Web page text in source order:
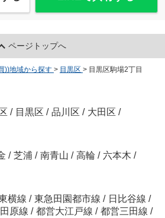
ページトップへ
))地域から探す > 目黒区 > 目黒区駒場2丁目
/ 目黒区 / 品川区 / 大田区 /
/ 芝浦 / 南青山 / 高輪 / 六本木 /
横線 / 東急田園都市線 / 日比谷線 /
原線 / 都営大江戸線 / 都営三田線 /